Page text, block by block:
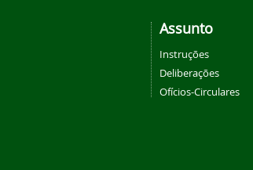
Assunto
Instruções
Deliberações
Ofícios-Circulares